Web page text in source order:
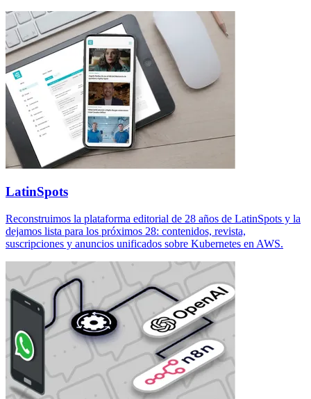
LatinSpots
Reconstruimos la plataforma editorial de 28 años de LatinSpots y la
dejamos lista para los próximos 28: contenidos, revista,
suscripciones y anuncios unificados sobre Kubernetes en AWS.